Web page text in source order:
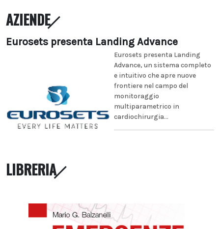
AZIENDE
Eurosets presenta Landing Advance
Eurosets presenta Landing
Advance, un sistema completo
e intuitivo che apre nuove
frontiere nel campo del
monitoraggio
multiparametrico in
cardiochirurgia...
LIBRERIA